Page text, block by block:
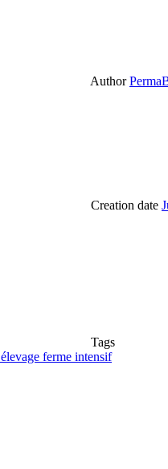
Author
Creation date
Tags
élevage ferme intensif